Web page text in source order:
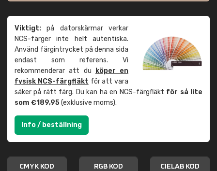
Viktigt: på datorskärmar verkar
NCS-färger inte helt autentiska.
Använd färgintrycket på denna sida
endast som referens. Vi
rekommenderar att du
köper en
fysisk NCS-färgfläkt för att vara
säker på rätt färg. Du kan ha en NCS-färgfläkt för så lite
som €189,95(exklusive moms).
Info / beställning
CMYK KOD RGB KOD CIELAB KOD